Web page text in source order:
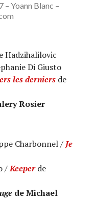
Yoann Blanc –
Hadzihalilovic
Di Giusto
les derniers de
Rosier
Charbonnel / Je
/Keeperde
de Michael